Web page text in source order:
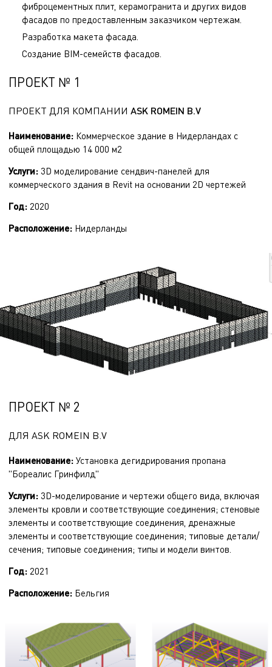
фиброцементных плит, керамогранита и других видов
фасадов по предоставленным заказчиком чертежам.
Разработка макета фасада.
Создание BIM-семейств фасадов.
ПРОЕКТ № 1
ПРОЕКТ ДЛЯ КОМПАНИИ ASK ROMEIN B.V
Наименование: Коммерческое здание в Нидерландах с
общей площадью 14 000 м2
Услуги: 3D моделирование сендвич-панелей для
коммерческого здания в Revit на основании 2D чертежей
Год: 2020
Расположение: Нидерланды
ПРОЕКТ № 2
ДЛЯ ASK ROMEIN B.V
Наименование: Установка дегидрирования пропана
"Бореалис Гринфилд"
Услуги: 3D-моделирование и чертежи общего вида, включая
элементы кровли и соответствующие соединения; стеновые
элементы и соответствующие соединения, дренажные
элементы и соответствующие соединения; типовые детали/
сечения; типовые соединения; типы и модели винтов.
Год: 2021
Расположение: Бельгия